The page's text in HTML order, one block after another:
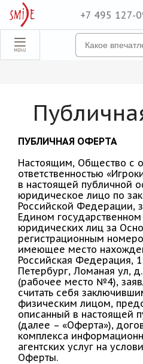
Для неё
набор
Для двоих
Экстрим
SPA
поводу
компании
наборы
Блог
+7 495 127-
ПУБЛИЧНАЯ ОФЕРТА
Настоящим, Общество с
ответственностью
в настоящей публичной
юридическое лицо по
Российской Федерации,
Едином
юридических лиц за
регистрационным
имеющее место
Российская Федерация,
Петербург, Ломаная ул,
(рабочее место №4),
считать себя
физическим лицом,
описанный в настоящей
(далее – «Оферта»),
комплекса
агентских услуг на
Оферты.